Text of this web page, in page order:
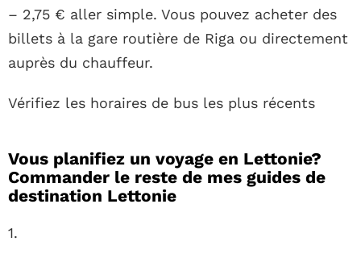
– 2,75 € aller simple. Vous pouvez acheter des
billets à la gare routière de Riga ou directement
auprès du chauffeur.
Vérifiez les horaires de bus les plus récents
Vous planifiez un voyage en Lettonie?
Commander le reste de mes guides de
destination Lettonie
1.